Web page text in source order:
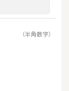
（半角数字）